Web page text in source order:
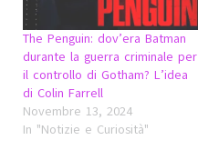
The Penguin: dov’era Batman
durante la guerra criminale per
il controllo di Gotham? L’idea
di Colin Farrell
Novembre 13, 2024
In "Notizie e Curiosità"